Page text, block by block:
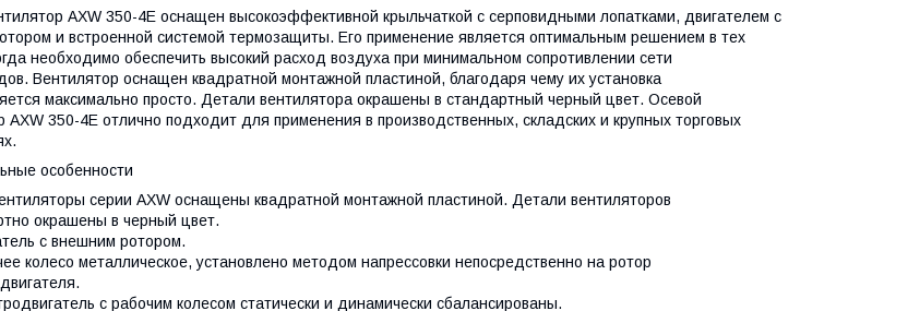
AXW 350-4E оснащен высокоэффективной крыльчаткой с серповидными лопатками, двигателем с
и встроенной системой термозащиты. Его применение является оптимальным решением в тех
необходимо обеспечить высокий расход воздуха при минимальном сопротивлении сети
Вентилятор оснащен квадратной монтажной пластиной, благодаря чему их установка
максимально просто. Детали вентилятора окрашены в стандартный черный цвет. Осевой
AXW 350-4E отлично подходит для применения в производственных, складских и крупных торговых
особенности
серии AXW оснащены квадратной монтажной пластиной. Детали вентиляторов
окрашены в черный цвет.
с внешним ротором.
колесо металлическое, установлено методом напрессовки непосредственно на ротор
с рабочим колесом статически и динамически сбалансированы.